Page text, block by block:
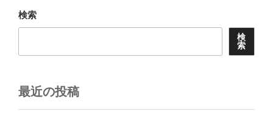
ン
検索
検
索
最近の投稿